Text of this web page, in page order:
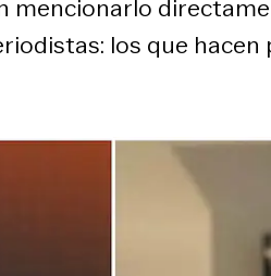
mencionarlo
los que